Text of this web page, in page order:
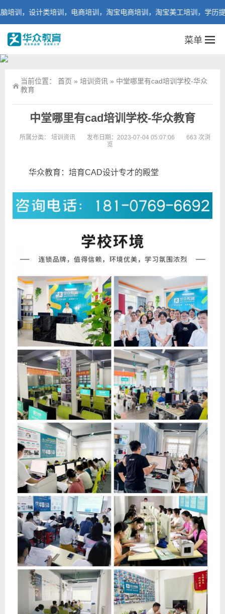
设计类培训，电商培训，淘宝电商培训，淘宝美工培训，学历提升
菜单
当前位置： 首页 » 培训资讯 » 中堂哪里有cad培训学校-华众
教育
中堂哪里有cad培训学校-华众教育
所属分类： 培训资讯 发布日期：2023-07-04 05:07:06
663 次浏
览
华众教育：培育CAD设计专才的殿堂